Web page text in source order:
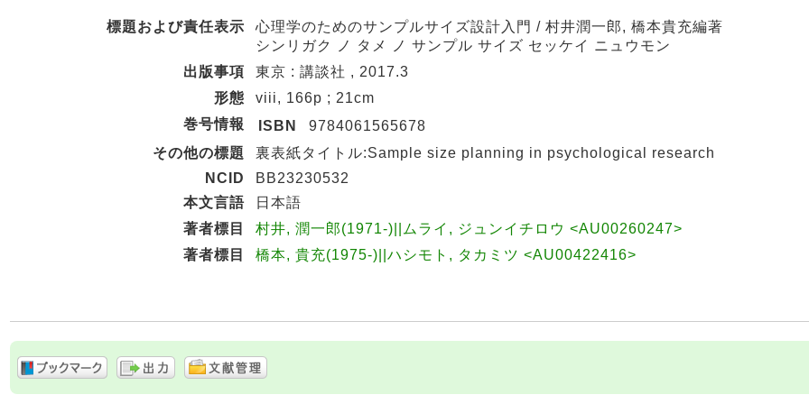
標題および責任表示
心理学のためのサンプルサイズ設計入門 / 村井潤一郎, 橋本貴充編著
シンリガク ノ タメ ノ サンプル サイズ セッケイ ニュウモン
出版事項
東京 : 講談社 , 2017.3
形態
viii, 166p ; 21cm
巻号情報
ISBN
9784061565678
その他の標題
裏表紙タイトル:Sample size planning in psychological research
NCID
BB23230532
本文言語
日本語
著者標目
村井, 潤一郎(1971-)||ムライ, ジュンイチロウ <AU00260247>
著者標目
橋本, 貴充(1975-)||ハシモト, タカミツ <AU00422416>